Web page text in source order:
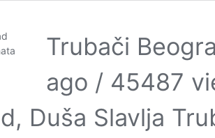
Trubači
ago / 45487
Duša Slavlja